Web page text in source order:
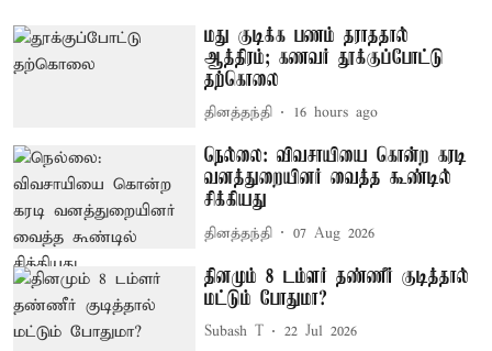
மது குடிக்க பணம் தராததால்
ஆத்திரம்; கணவர் தூக்குப்போட்டு
தற்கொலை
தினத்தந்தி 16 hours ago
நெல்லை: விவசாயியை கொன்ற கரடி
வனத்துறையினர் வைத்த கூண்டில்
சிக்கியது
தினத்தந்தி 07 Aug 2026
தினமும் 8 டம்ளர் தண்ணீர் குடித்தால்
மட்டும் போதுமா?
Subash T 22 Jul 2026